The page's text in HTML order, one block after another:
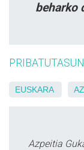
beharko
EUSKARA
Azpeitia